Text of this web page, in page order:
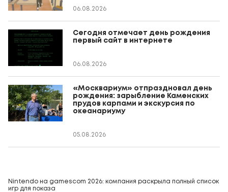
06.08.2026
Сегодня отмечает день рождения
первый сайт в интернете
06.08.2026
«Москвариум» отпраздновал день
рождения: зарыбление Каменских
прудов карпами и экскурсия по
океанариуму
05.08.2026
Nintendo на gamescom 2026: компания раскрыла полный список
игр для показа